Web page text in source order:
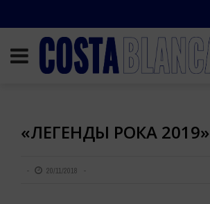
«ЛЕГЕНДЫ РОКА 2019»
20/11/2018